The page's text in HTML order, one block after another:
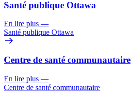
Santé publique Ottawa
En lire plus —
Santé publique Ottawa
Centre de santé communautaire
En lire plus —
Centre de santé communautaire